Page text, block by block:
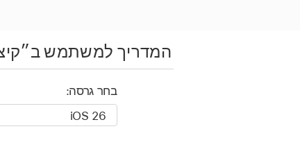
המדריך למשתמש
בחר גרסה: